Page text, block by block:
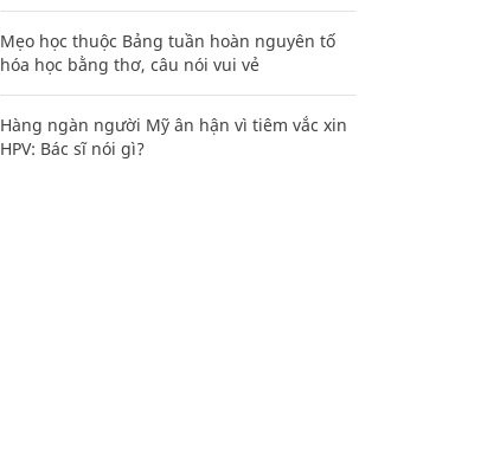
Mẹo học thuộc Bảng tuần hoàn nguyên tố
hóa học bằng thơ, câu nói vui vẻ
Hàng ngàn người Mỹ ân hận vì tiêm vắc xin
HPV: Bác sĩ nói gì?